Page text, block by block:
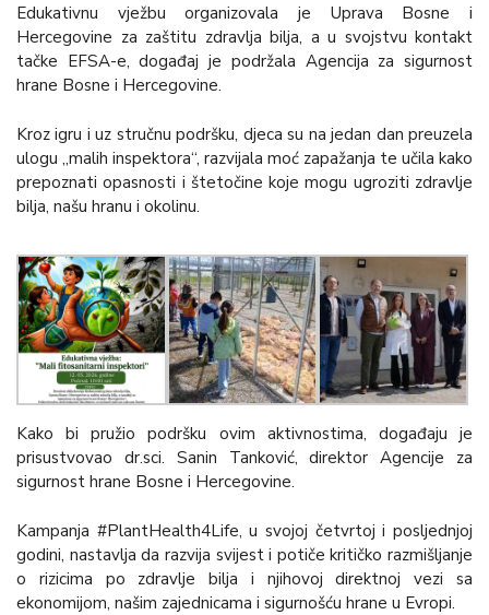
Edukativnu vježbu organizovala je Uprava Bosne i
Hercegovine za zaštitu zdravlja bilja, a u svojstvu kontakt
tačke EFSA-e, događaj je podržala Agencija za sigurnost
hrane Bosne i Hercegovine.
Kroz igru i uz stručnu podršku, djeca su na jedan dan preuzela
ulogu „malih inspektora“, razvijala moć zapažanja te učila kako
prepoznati opasnosti i štetočine koje mogu ugroziti zdravlje
bilja, našu hranu i okolinu.
Kako bi pružio podršku ovim aktivnostima, događaju je
prisustvovao dr.sci. Sanin Tanković, direktor Agencije za
sigurnost hrane Bosne i Hercegovine.
Kampanja #PlantHealth4Life, u svojoj četvrtoj i posljednjoj
godini, nastavlja da razvija svijest i potiče kritičko razmišljanje
o rizicima po zdravlje bilja i njihovoj direktnoj vezi sa
ekonomijom, našim zajednicama i sigurnošću hrane u Evropi.